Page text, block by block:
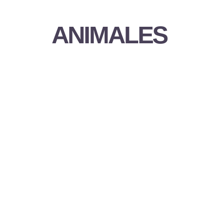
ANIMALES